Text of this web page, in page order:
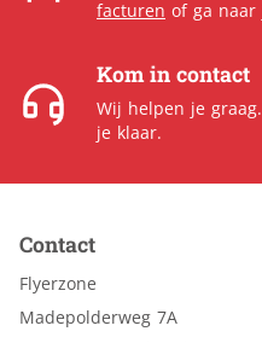
facturen of ga naar
Kom in contact
Wij helpen je graag.
je klaar.
Contact
Flyerzone
Madepolderweg 7A